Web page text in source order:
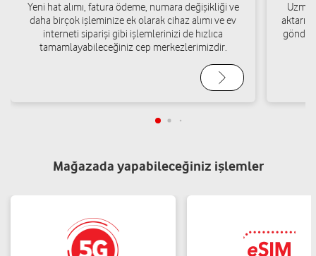
Necmettin Saruz
Karaağaç Mah. Asri Cad. No:36A Arsuz/Hatay
05374960707
Yol tarifi al
Yeni hat alımı, fatura ödeme, numara değişikliği ve
daha birçok işleminize ek olarak cihaz alımı ve ev
interneti siparişi gibi işlemlerinizi de hızlıca
tamamlayabileceğiniz cep merkezlerimizdir.
Mağazada yapabileceğiniz işlemler